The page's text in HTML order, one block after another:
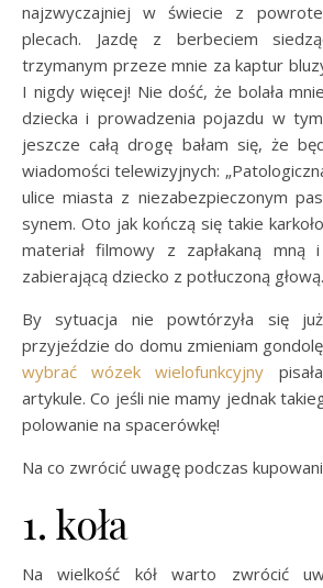
najzwyczajniej w świecie z
plecach. Jazdę z berbeciem
trzymanym przeze mnie za kaptur
I nigdy więcej! Nie dość, że bolała
dziecka i prowadzenia pojazdu w
jeszcze całą drogę bałam się, że
wiadomości telewizyjnych:
ulice miasta z niezabezpieczonym
synem. Oto jak kończą się takie
materiał filmowy z zapłakaną
zabierającą dziecko z potłuczoną głową.
By sytuacja nie powtórzyła się
przyjeździe do domu zmieniam
wybrać wózek wielofunkcyjny
artykule. Co jeśli nie mamy jednak
polowanie na spacerówkę!
Na co zwrócić uwagę podczas
1. koła
Na wielkość kół warto zwrócić